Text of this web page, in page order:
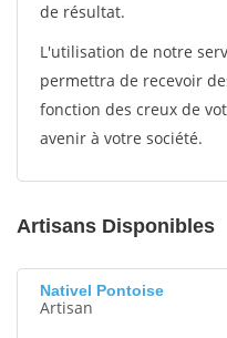
de résultat.
L'utilisation de notre
permettra de recevoir
fonction des creux de
avenir à votre société.
Artisans Disponibles
Nativel Pontoise
Artisan